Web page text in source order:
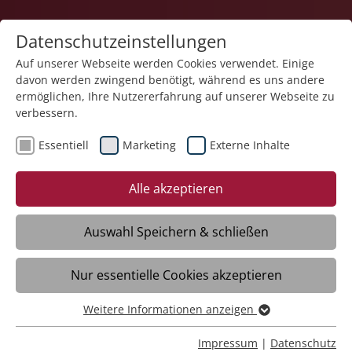
Quartiersarbeit
Lebensräume für Jung und Alt –
Gänsbühl
Ravensburg
Lebensräume für Jung und Alt –
Gänsbühl
Ravensburg
Datenschutzeinstellungen
Auf unserer Webseite werden Cookies verwendet. Einige
davon werden zwingend benötigt, während es uns andere
ermöglichen, Ihre Nutzererfahrung auf unserer Webseite zu
verbessern.
Essentiell Marketing Externe Inhalte
Alle akzeptieren
Auswahl Speichern & schließen
Nur essentielle Cookies akzeptieren
Essentiell
Essentielle Cookies werden für grundlegende Funktionen
Weitere Informationen anzeigen
Impressum | Datenschutz